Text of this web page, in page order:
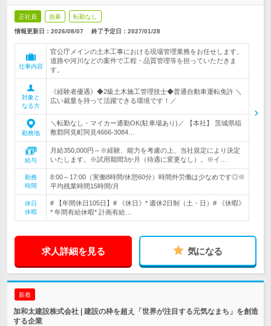
正社員 急募 転勤なし
情報更新日：2026/08/07 終了予定日： 2027/01/28
仕事内容
官公庁メインの土木工事における現場管理業務をお任せします。
道路や河川などの案件で工程・品質管理等を担っていただきま
す。
対象と
なる方
《経験者優遇》◆2級土木施工管理技士◆普通自動車運転免許 ＼
広い裁量を持って活躍できる環境です！／
勤務地
＼転勤なし・マイカー通勤OK(駐車場あり)／ 【本社】 茨城県稲
敷郡阿見町阿見4666-3084…
給与
月給350,000円～※経験、能力を考慮の上、当社規定により決定
いたします。※試用期間3か月（待遇に変更なし）。※イ…
勤務
時間
8:00～17:00（実働8時間/休憩60分）時間外労働は少なめです◎※
平均残業時間15時間/月
休日
休暇
# 【年間休日105日】# 《休日》* 週休2日制（土・日）# 《休暇》
* 年間有給休暇* 計画有給…
求人詳細を見る 気になる
新着
加和太建設株式会社 | 建設の枠を超え「世界が注目する元気なまち」を創造
する企業